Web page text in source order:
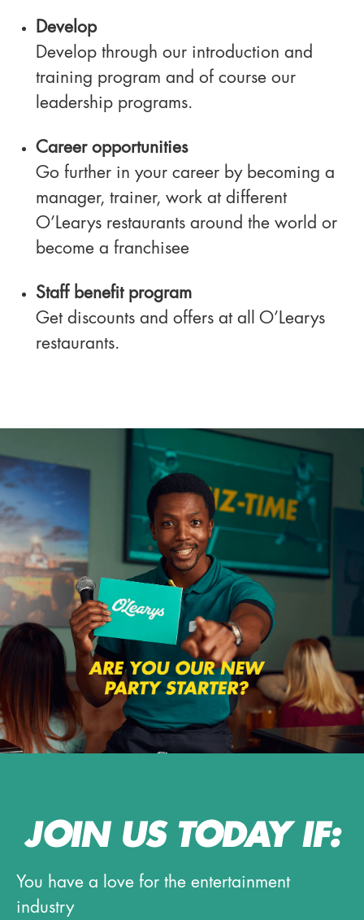
Develop
Develop through our introduction and
training program and of course our
leadership programs.
Career opportunities
Go further in your career by becoming a
manager, trainer, work at different
O’Learys restaurants around the world or
become a franchisee
Staff benefit program
Get discounts and offers at all O’Learys
restaurants.
JOIN US TODAY IF:
You have a love for the entertainment
industry